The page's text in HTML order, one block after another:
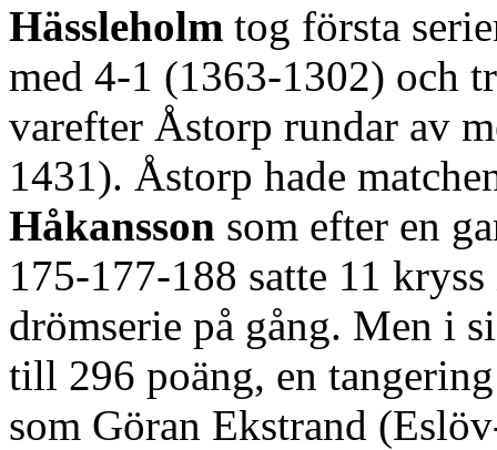
Hässleholm tog första
med 4-1 (1363-1302) och
varefter Åstorp rundar av
1431). Åstorp hade
Håkansson som efter en
175-177-188 satte 11
drömserie på gång. Men i
till 296 poäng, en tangering
som Göran Ekstrand